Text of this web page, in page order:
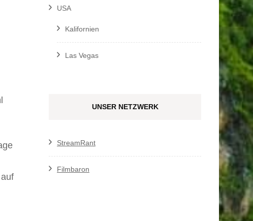
USA
Kalifornien
Las Vegas
UNSER NETZWERK
StreamRant
Filmbaron